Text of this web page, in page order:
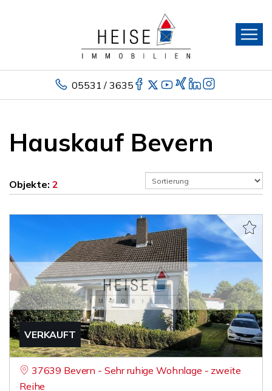
05531 / 3635
Hauskauf Bevern
Objekte: 2
VERKAUFT
37639 Bevern - Sehr ruhige Wohnlage - zweite
Reihe